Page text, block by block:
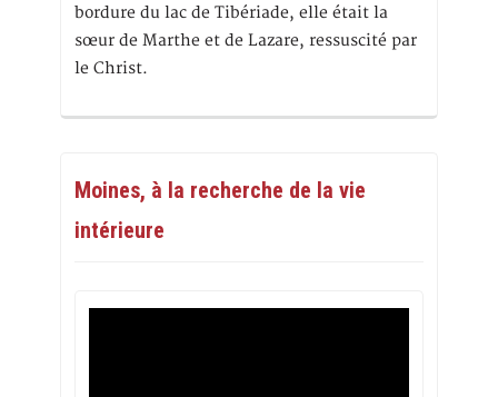
bordure du lac de Tibériade, elle était la
sœur de Marthe et de Lazare, ressuscité par
le Christ.
Moines, à la recherche de la vie
intérieure